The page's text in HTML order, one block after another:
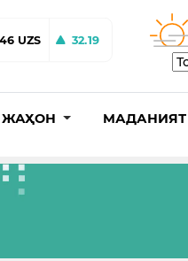
UZS 32.19
ЖАҲОН МАДАНИЯТ